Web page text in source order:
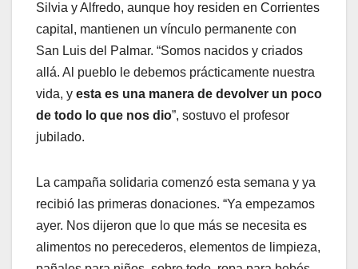
Silvia y Alfredo, aunque hoy residen en Corrientes
capital, mantienen un vínculo permanente con
San Luis del Palmar. “Somos nacidos y criados
allá. Al pueblo le debemos prácticamente nuestra
vida, y esta es una manera de devolver un poco
de todo lo que nos dio”, sostuvo el profesor
jubilado.
La campaña solidaria comenzó esta semana y ya
recibió las primeras donaciones. “Ya empezamos
ayer. Nos dijeron que lo que más se necesita es
alimentos no perecederos, elementos de limpieza,